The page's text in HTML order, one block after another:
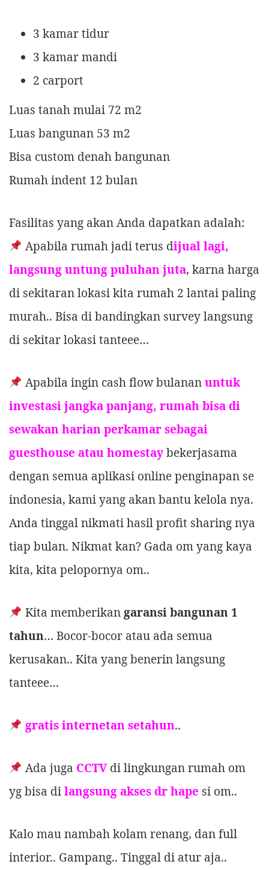
3 kamar tidur
3 kamar mandi
2 carport
Luas tanah mulai 72 m2
Luas bangunan 53 m2
Bisa custom denah bangunan
Rumah indent 12 bulan
Fasilitas yang akan Anda dapatkan adalah:
Apabila rumah jadi terus dijual lagi,
langsung untung puluhan juta, karna harga
di sekitaran lokasi kita rumah 2 lantai paling
murah.. Bisa di bandingkan survey langsung
di sekitar lokasi tanteee…
Apabila ingin cash flow bulananuntuk
investasi jangka panjang, rumah bisa di
sewakan harian perkamar sebagai
guesthouse atau homestaybekerjasama
dengan semua aplikasi online penginapan se
indonesia, kami yang akan bantu kelola nya.
Anda tinggal nikmati hasil profit sharing nya
tiap bulan. Nikmat kan? Gada om yang kaya
kita, kita pelopornya om..
Kita memberikan garansi bangunan 1
tahun… Bocor-bocor atau ada semua
kerusakan.. Kita yang benerin langsung
tanteee…
gratis internetan setahun..
Ada juga CCTVdi lingkungan rumah om
yg bisa dilangsung akses dr hape si om..
Kalo mau nambah kolam renang, dan full
interior.. Gampang.. Tinggal di atur aja..